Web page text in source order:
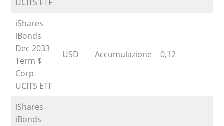
UCITS ETF
iShares
iBonds
Dec 2033
Term $
Corp
UCITS ETF
USD Accumulazione 0,12
iShares
iBonds